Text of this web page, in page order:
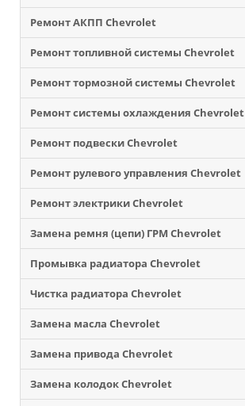
Ремонт АКПП Chevrolet
Ремонт топливной системы Chevrolet
Ремонт тормозной системы Chevrolet
Ремонт системы охлаждения Chevrolet
Ремонт подвески Chevrolet
Ремонт рулевого управления Chevrolet
Ремонт электрики Chevrolet
Замена ремня (цепи) ГРМ Chevrolet
Промывка радиатора Chevrolet
Чистка радиатора Chevrolet
Замена масла Chevrolet
Замена привода Chevrolet
Замена колодок Chevrolet